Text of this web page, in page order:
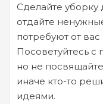
Сделайте
отдайте
потребуют от
Посоветуйтесь
но не
иначе кто-то
идеями.